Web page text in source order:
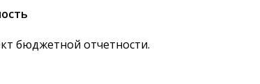
бюджетной отчетности.